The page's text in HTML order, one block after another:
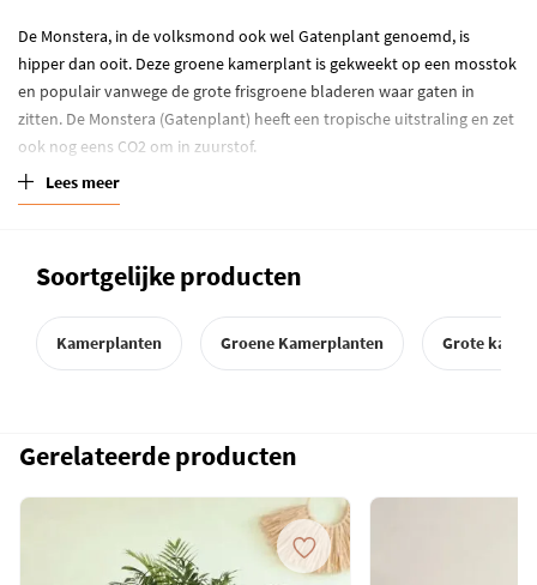
De Monstera, in de volksmond ook wel Gatenplant genoemd, is
hipper dan ooit. Deze groene kamerplant is gekweekt op een mosstok
en populair vanwege de grote frisgroene bladeren waar gaten in
zitten. De Monstera (Gatenplant) heeft een tropische uitstraling en zet
ook nog eens CO2 om in zuurstof.
Verzorging Monstera
Pas op voor de hete middagzon want het blad zal snel verbranden. In
de zomer meer water geven dan in de winter. Eens in de zoveel tijd
moet je de plant weer even draaien, de plant groeit namelijk naar het
licht. Meer weten? Lees hier alles over deMonstera (gatenplant)
verzorging.
Lees meer
Soortgelijke producten
Kamerplanten Groene Kamerplanten Grote
Gerelateerde producten